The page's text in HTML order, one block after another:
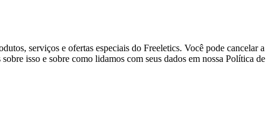
serviços e ofertas especiais do Freeletics. Você pode cancelar
isso e sobre como lidamos com seus dados em nossa Política